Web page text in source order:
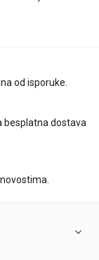
od isporuke.
besplatna dostava